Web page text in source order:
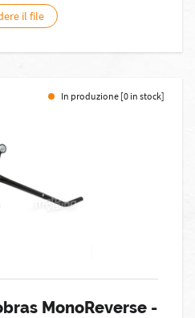
il file
In produzione [0 in stock]
MonoReverse -